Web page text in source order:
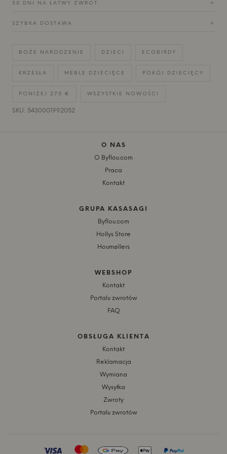
30 DNI NA ŁATWY ZWROT +
SZYBKA DOSTAWA +
BOŻE NARODZENIE DZIECI ECOBIRDY
KRZESŁA MEBLE DZIECIĘCE POKÓJ DZIECIĘCY
PONIŻEJ 270 € WSZYSTKIE NOWOŚCI
SKU: 5430001992052
O NAS
O Byflou.com
Praca
Kontakt
GRUPA KASASAGI
Byflou.com
Hollys Store
Houmøllers
WEBSHOP
Kontakt
Portalu zwrotów
FAQ
OBSŁUGA KLIENTA
Kontakt
Reklamacja
Wymiana
Wysyłka
Zwroty
Portalu zwrotów